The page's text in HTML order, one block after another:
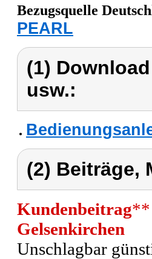
Bezugsquelle
PEARL
(1)
usw.:
(2) Beiträge,
Kundenbeitrag**
Gelsenkirchen
Unschlagbar